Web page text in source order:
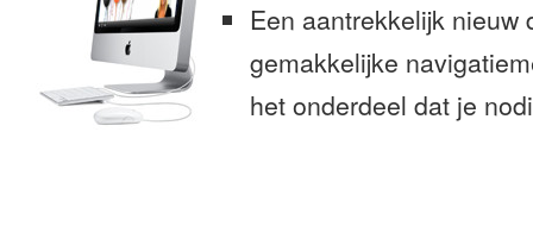
Een aantrekkelijk nieuw
gemakkelijke
het onderdeel dat je